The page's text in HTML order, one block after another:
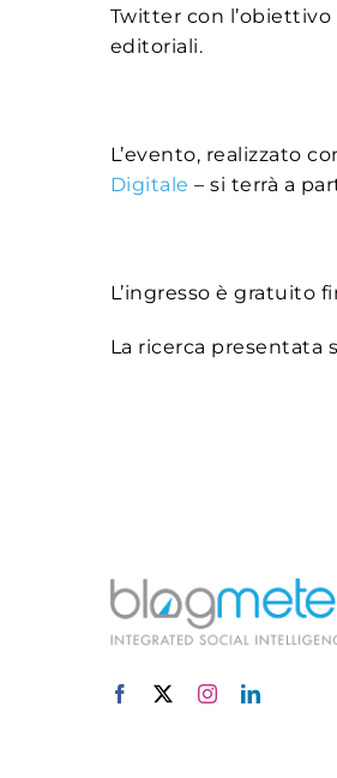
Twitter con
editoriali.
L’evento, realizzato
Digitale – si terrà a
L’ingresso è gratuito
La ricerca presentata